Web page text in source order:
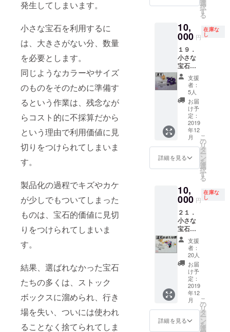
発生してしまいます。
小さな宝石を利用するに
は、大きさがない分、数量
を必要とします。
同じようなカラーやサイズ
のものをそのために準備す
るという作業は、残念なが
らコスト的に不採算だから
という理由で利用価値に見
切りをつけられてしまいま
す。
製品化の過程でキズやカケ
が少しでもついてしまった
ものは、宝石的価値に見切
りをつけられてしまいま
す。
結果、選ばれなかった宝石
たちの多くは、ストック
ボックスに溜められ、行き
場を失い、ついには使われ
ることなく捨てられてしま
特別価
格
10,000
円
（税・
送料
込） ※
お届け
先のご
住所
は、番
地以下
まで忘
れずに
入力し
てくだ
さい
ら、
の紫」
の宝石
を選別
しまし
た。 で
きるだ
け詰め
込んだ
小瓶を
１セッ
トお届
けしま
す。 宝
石の種
類や
形、大
きさ、
ます。
特別価
格
10,000
円
（税・
送料
込） ※
お届け
先のご
住所
は、番
地以下
まで忘
れずに
入力し
てくだ
選
択
す
る
10,
000 円
在庫な
し
１９．
小さな
宝石た
ち「紫
色」
【通
常】
（品
番：
Pu1910
-F-1s）
小さな
宝石た
ちの中
から、
「紫」
を選別
しまし
た。 で
きるだ
け詰め
込んだ
小瓶を
１セッ
トお届
けしま
す。 宝
石の種
類や
形、大
きさ、
色はお
まかせ
支援
者：
5人
お届
け予
定：
2019
年12
月
詳細を見る
こ
の
リ
タ
ー
ン
を
選
択
す
る
10,
000 円
在庫な
し
２１．
小さな
宝石た
ち
「様々
な色」
【通
常】お
またせ
便（品
番：
M1910-
F-1s#）
小さな
宝石た
支援
者：
20人
お届
け予
定：
2019
年12
月
詳細を見る
こ
の
リ
タ
ー
ン
を
選